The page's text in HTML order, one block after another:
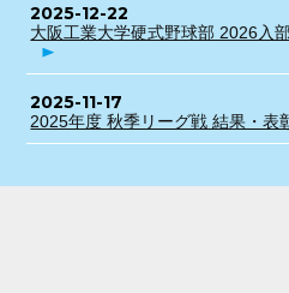
2025-12-22
大阪工業大学硬式野球部 2026入
2025-11-17
2025年度 秋季リーグ戦 結果・表